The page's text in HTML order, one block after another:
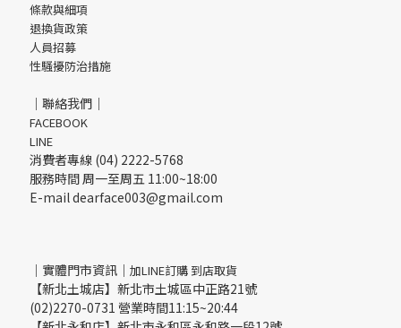
條款與細項
退換貨政策
人員招募
性騷擾防治措施
｜聯絡我們｜
FACEBOOK
LINE
消費者專線 (04) 2222-5768
服務時間 周一至周五 11:00~18:00
E-mail dearface003@gmail.com
｜實體門市資訊｜ 加LINE訂購 到店取貨
【新北土城店】新北市土城區中正路21號
(02)2270-0731 營業時間11:15~20:44